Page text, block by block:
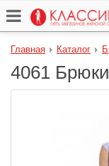
Главная Каталог
4061